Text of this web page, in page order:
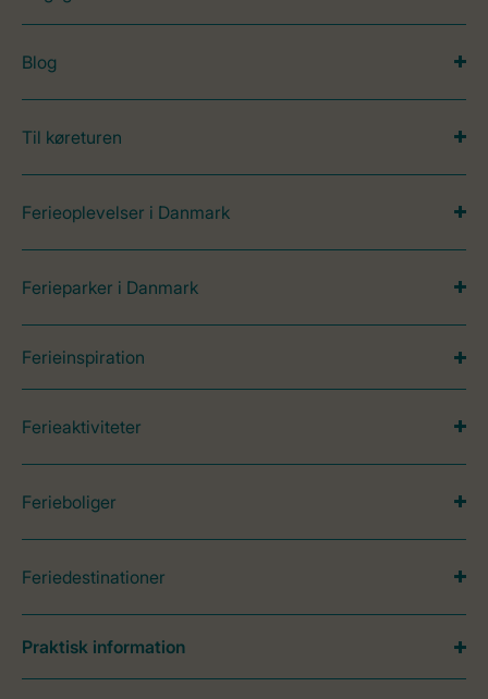
Blog
Til køreturen
Ferieoplevelser i Danmark
Ferieparker i Danmark
Ferieinspiration
Ferieaktiviteter
Ferieboliger
Feriedestinationer
Praktisk information